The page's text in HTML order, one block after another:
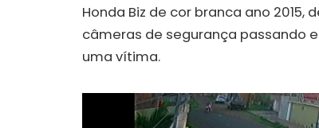
Honda Biz de cor branca ano
câmeras de segurança passando
uma vítima.